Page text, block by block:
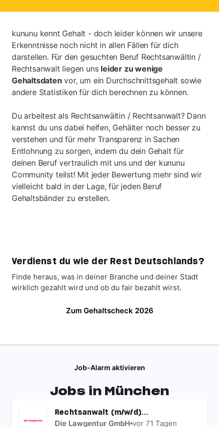
kununu kennt Gehalt - doch leider können wir unsere
Erkenntnisse noch nicht in allen Fällen für dich
darstellen. Für den gesuchten Beruf Rechtsanwältin /
Rechtsanwalt liegen uns leider zu wenige
Gehaltsdaten vor, um ein Durchschnittsgehalt sowie
andere Statistiken für dich berechnen zu können.
Du arbeitest als Rechtsanwältin / Rechtsanwalt? Dann
kannst du uns dabei helfen, Gehälter noch besser zu
verstehen und für mehr Transparenz in Sachen
Entlohnung zu sorgen, indem du dein Gehalt für
deinen Beruf vertraulich mit uns und der kununu
Community teilst! Mit jeder Bewertung mehr sind wir
vielleicht bald in der Lage, für jeden Beruf
Gehaltsbänder zu erstellen.
Verdienst du wie der Rest Deutschlands?
Finde heraus, was in deiner Branche und deiner Stadt
wirklich gezahlt wird und ob du fair bezahlt wirst.
Zum Gehaltscheck 2026
Job-Alarm aktivieren
Jobs in München
Rechtsanwalt (m/w/d)
Arbeitsrecht | Inkl. Homeoffice |
Die Lawgentur GmbH•vor 71 Tagen